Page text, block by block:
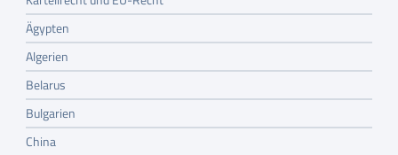
Ägypten
Algerien
Belarus
Bulgarien
China